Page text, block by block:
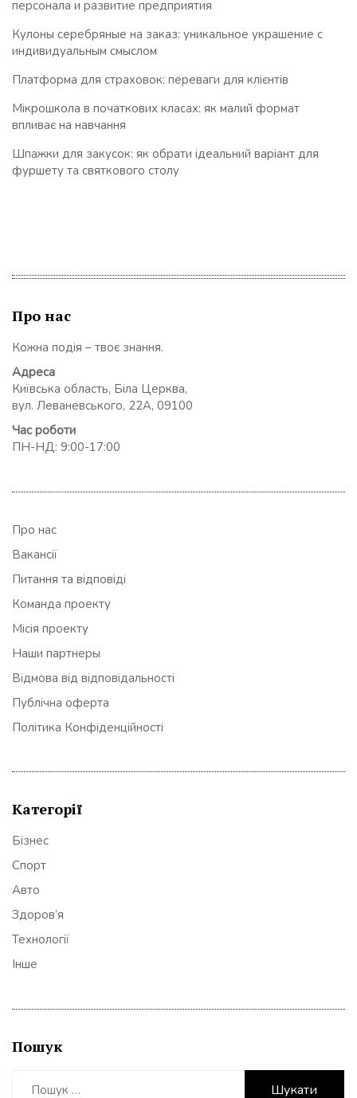
персонала и развитие предприятия
Кулоны серебряные на заказ: уникальное украшение с
индивидуальным смыслом
Платформа для страховок: переваги для клієнтів
Мікрошкола в початкових класах: як малий формат
впливає на навчання
Шпажки для закусок: як обрати ідеальний варіант для
фуршету та святкового столу
Про нас
Кожна подія – твоє знання.
Адреса
Київська область, Біла Церква,
вул. Леваневського, 22А, 09100
Час роботи
ПН-НД: 9:00-17:00
Про нас
Вакансії
Питання та відповіді
Команда проекту
Місія проекту
Наши партнеры
Відмова від відповідальності
Публічна оферта
Політика Конфіденційності
Категорії
Бізнес
Спорт
Авто
Здоров’я
Технології
Інше
Пошук